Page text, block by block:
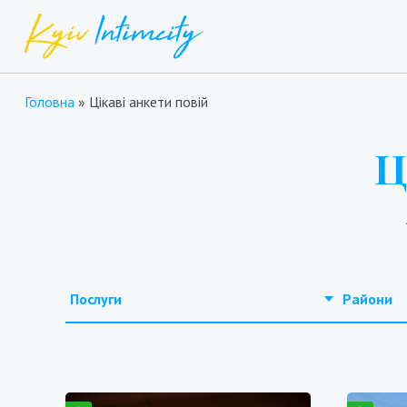
Головна» Цікаві анкети повій
Послуги Райони